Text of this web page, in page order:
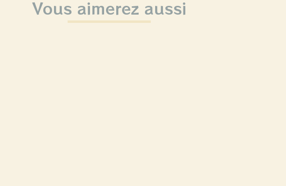
Vous aimerez aussi